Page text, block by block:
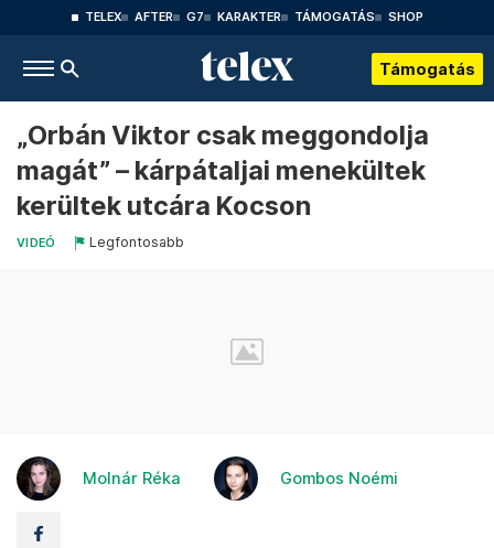
TELEX AFTER G7 KARAKTER TÁMOGATÁS SHOP
Támogatás
„Orbán Viktor csak meggondolja
magát” – kárpátaljai menekültek
kerültek utcára Kocson
VIDEÓ Legfontosabb
Molnár Réka Gombos Noémi